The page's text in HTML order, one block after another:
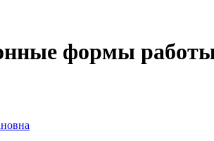
формы